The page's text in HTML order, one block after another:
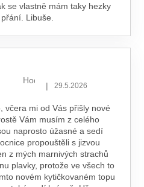
se vlastně mám taky hezky
Libuše.
Hodnocení obchodu je 5 z 5
| 29.5.2026
včera mi od Vás přišly nové
Vám musím z celého
naprosto úžasné a sedí
propouštěli s jizvou
z mých marnivých strachů
plavky, protože ve všech to
novém kytičkovaném topu